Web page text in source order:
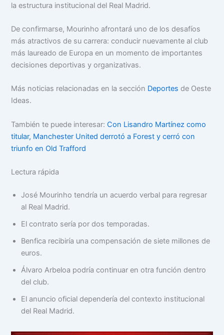
la estructura institucional del Real Madrid.
De confirmarse, Mourinho afrontará uno de los desafíos
más atractivos de su carrera: conducir nuevamente al club
más laureado de Europa en un momento de importantes
decisiones deportivas y organizativas.
Más noticias relacionadas en la sección Deportes de Oeste
Ideas.
También te puede interesar: Con Lisandro Martínez como
titular, Manchester United derrotó a Forest y cerró con
triunfo en Old Trafford
Lectura rápida
José Mourinho tendría un acuerdo verbal para regresar
al Real Madrid.
El contrato sería por dos temporadas.
Benfica recibiría una compensación de siete millones de
euros.
Álvaro Arbeloa podría continuar en otra función dentro
del club.
El anuncio oficial dependería del contexto institucional
del Real Madrid.